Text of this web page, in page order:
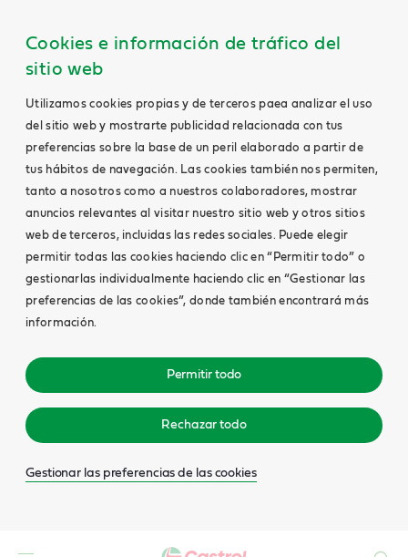
Cookies e información de tráfico del
sitio web
Utilizamos cookies propias y de terceros paea analizar el uso
del sitio web y mostrarte publicidad relacionada con tus
preferencias sobre la base de un peril elaborado a partir de
tus hábitos de navegación. Las cookies también nos permiten,
tanto a nosotros como a nuestros colaboradores, mostrar
anuncios relevantes al visitar nuestro sitio web y otros sitios
web de terceros, incluidas las redes sociales. Puede elegir
permitir todas las cookies haciendo clic en “Permitir todo” o
gestionarlas individualmente haciendo clic en “Gestionar las
preferencias de las cookies”, donde también encontrará más
información.
Permitir todo
Rechazar todo
Gestionar las preferencias de las cookies